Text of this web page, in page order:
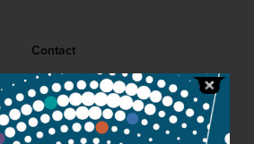
Contact
Public information
Press room
Terms and privacy